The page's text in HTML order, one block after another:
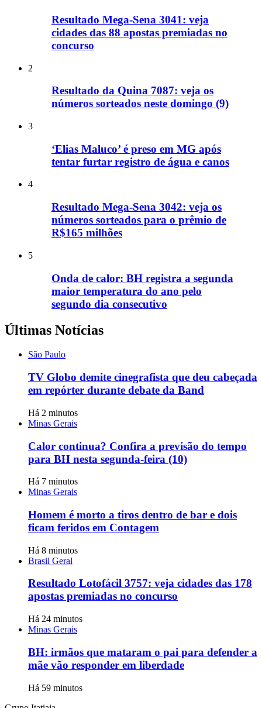
Resultado Mega-Sena 3041: veja
cidades das 88 apostas premiadas no
concurso
2
Resultado da Quina 7087: veja os
números sorteados neste domingo (9)
3
‘Elias Maluco’ é preso em MG após
tentar furtar registro de água e canos
4
Resultado Mega-Sena 3042: veja os
números sorteados para o prêmio de
R$165 milhões
5
Onda de calor: BH registra a segunda
maior temperatura do ano pelo
segundo dia consecutivo
Últimas Notícias
São Paulo
TV Globo demite cinegrafista que deu cabeçada
em repórter durante debate da Band
Há 2 minutos
Minas Gerais
Calor continua? Confira a previsão do tempo
para BH nesta segunda-feira (10)
Há 7 minutos
Minas Gerais
Homem é morto a tiros dentro de bar e dois
ficam feridos em Contagem
Há 8 minutos
Brasil Geral
Resultado Lotofácil 3757: veja cidades das 178
apostas premiadas no concurso
Há 24 minutos
Minas Gerais
BH: irmãos que mataram o pai para defender a
mãe vão responder em liberdade
Há 59 minutos